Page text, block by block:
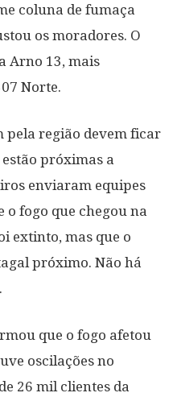
coluna de fumaça
os moradores. O
Arno 13, mais
Norte.
pela região devem ficar
próximas a
enviaram equipes
fogo que chegou na
extinto, mas que o
próximo. Não há
que o fogo afetou
oscilações no
26 mil clientes da